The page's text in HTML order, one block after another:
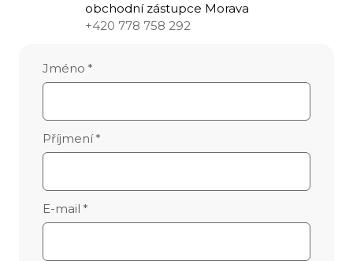
obchodní zástupce Morava
+420 778 758 292
Jméno *
Příjmení *
E-mail *